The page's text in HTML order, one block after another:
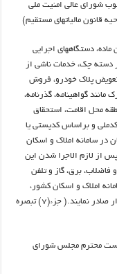
شورای عالی امنیت ملی
مهلت خوداظهاری موضوع تبصره (۱) این ماده، دستگاههای اجرایی
دسته چک، خدمات ناشی از
پلاک خودرو، فروش
گواهینامه، گذرنامه،
محل اقامت، استحقاق
و براساس کدپستی یا
در سامانه املاک و اسکان
از لازم الاجرا شدن این
فاضلاب، برق، گاز و تلفن
املاک و اسکان کشور،
مطابق باکدپستی یا نشانی یکتا و به نام مالک یا بهره بردار صادر نمایند.( جزء(۷) تبصره
محترم مجلس شورای